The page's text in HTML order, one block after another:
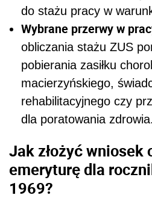
do stażu pracy w
Wybrane przerwy w
obliczania stażu ZUS
pobierania zasiłku
macierzyńskiego,
rehabilitacyjnego czy
dla poratowania zdrowia.
Jak złożyć wniosek
emeryturę dla
1969?